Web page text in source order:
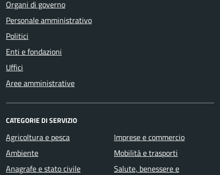
Organi di governo
Personale amministrativo
Politici
Enti e fondazioni
Uffici
Aree amministrative
CATEGORIE DI SERVIZIO
Agricoltura e pesca
Ambiente
Anagrafe e stato civile
Imprese e commercio
Mobilità e trasporti
Salute, benessere e